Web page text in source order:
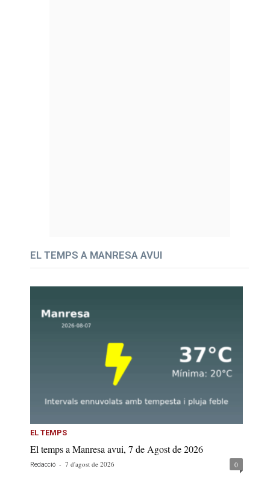
EL TEMPS A MANRESA AVUI
EL TEMPS
El temps a Manresa avui, 7 de Agost de 2026
Redacció - 7 d'agost de 2026 0